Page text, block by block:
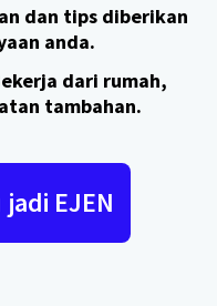
dan tips diberikan
anda.
dari rumah,
tambahan.
EJEN